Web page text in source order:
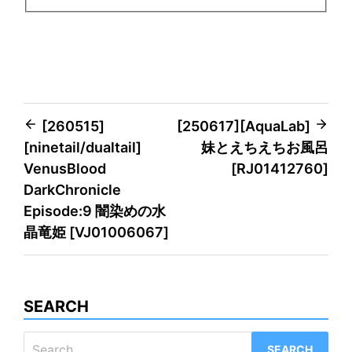
Post
navigation
[260515]
[ninetail/dualtail]
VenusBlood
DarkChronicle
Episode:9 闇染めの水
晶竜姫 [VJ01006067]
[250617][AquaLab]
妹とえちえちお風呂
[RJ01412760]
SEARCH